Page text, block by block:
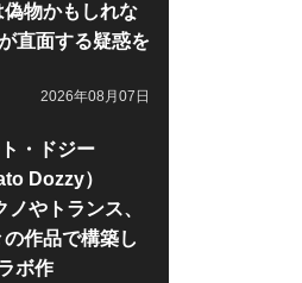
物かもしれな
直面する疑惑を
2026年08月07日
・ドジー
Dozzy）
ノやトランス、
作品で構築し
ボ作